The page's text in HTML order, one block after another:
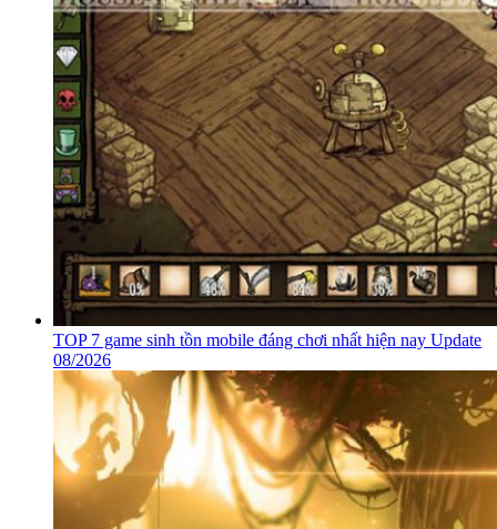
TOP 7 game sinh tồn mobile đáng chơi nhất hiện nay Update
08/2026